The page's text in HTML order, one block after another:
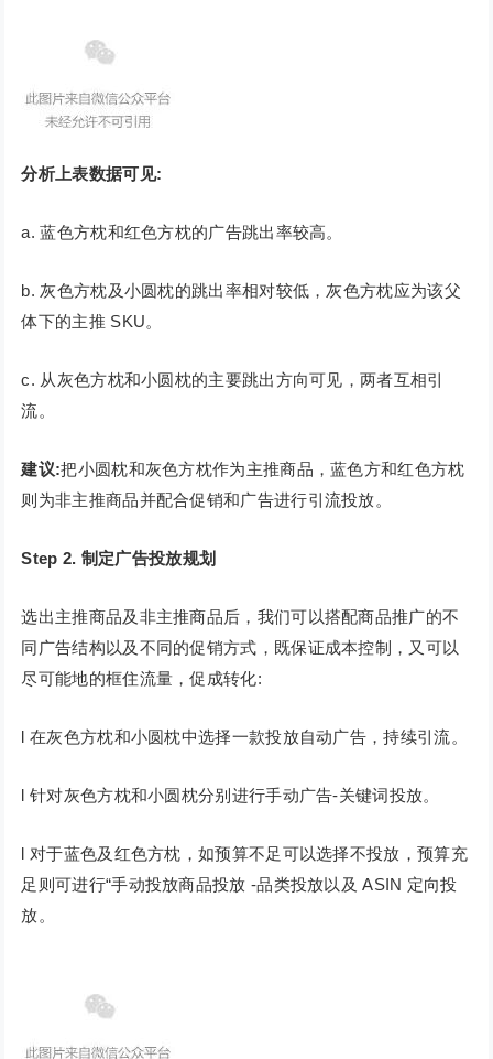
分析上表数据可见:
a. 蓝色方枕和红色方枕的广告跳出率较高。
b. 灰色方枕及小圆枕的跳出率相对较低，灰色方枕应为该父
体下的主推 SKU。
c. 从灰色方枕和小圆枕的主要跳出方向可见，两者互相引
流。
建议:把小圆枕和灰色方枕作为主推商品，蓝色方和红色方枕
则为非主推商品并配合促销和广告进行引流投放。
Step 2. 制定广告投放规划
选出主推商品及非主推商品后，我们可以搭配商品推广的不
同广告结构以及不同的促销方式，既保证成本控制，又可以
尽可能地的框住流量，促成转化:
l 在灰色方枕和小圆枕中选择一款投放自动广告，持续引流。
l 针对灰色方枕和小圆枕分别进行手动广告-关键词投放。
l 对于蓝色及红色方枕，如预算不足可以选择不投放，预算充
足则可进行“手动投放商品投放 -品类投放以及 ASIN 定向投
放。